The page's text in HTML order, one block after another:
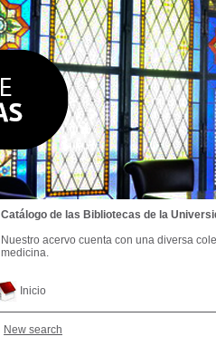
Inicio
New search
Catálogo de las Bibliotecas de la
Nuestro acervo cuenta con una diversa
medicina.